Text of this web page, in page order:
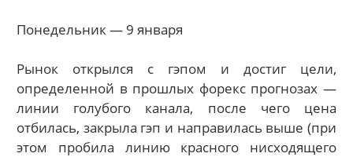
Понедельник — 9 января
Рынок открылся с гэпом и достиг цели,
определенной в прошлых форекс прогнозах —
линии голубого канала, после чего цена
отбилась, закрыла гэп и направилась выше (при
этом пробила линию красного нисходящего